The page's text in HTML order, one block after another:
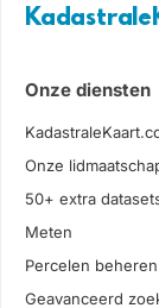
Onze diensten
Onze
50+ extra
Meten
Percelen beheren
Geavanceerd